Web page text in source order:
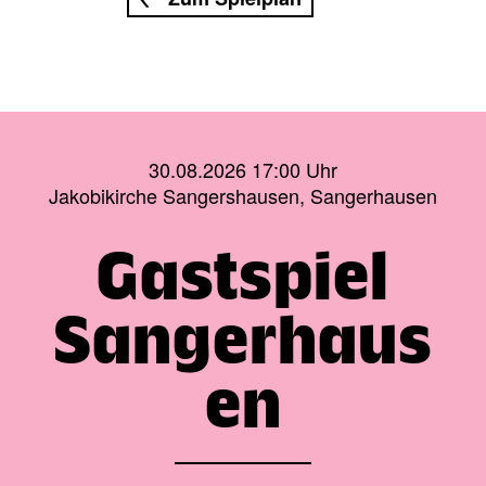
30.08.2026 17:00 Uhr
Jakobikirche Sangershausen, Sangerhausen
Gastspiel
Sangerhaus
en